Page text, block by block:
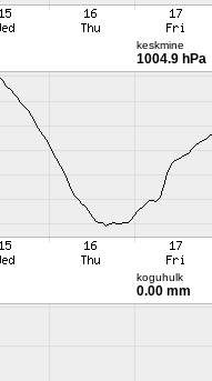
keskmine
1004.9 hPa
koguhulk
0.00 mm